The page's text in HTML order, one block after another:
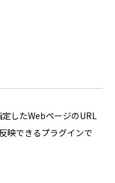
したWebページのURL
映できるプラグインで